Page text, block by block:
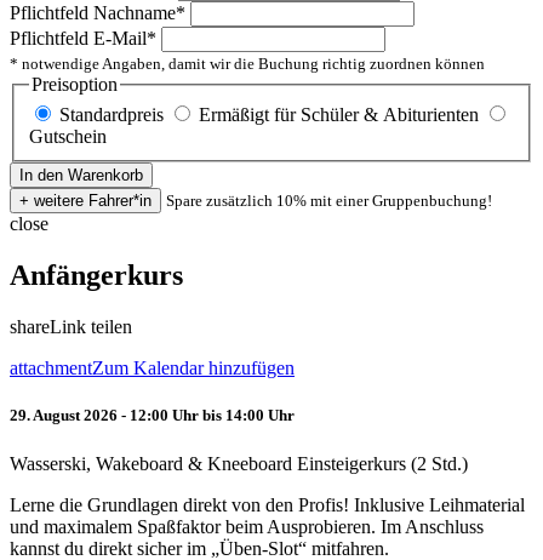
Pflichtfeld Nachname*
Pflichtfeld E-Mail*
* notwendige Angaben, damit wir die Buchung richtig zuordnen können
Preisoption
Standardpreis
Ermäßigt für Schüler & Abiturienten
Gutschein
Spare zusätzlich 10% mit einer Gruppenbuchung!
close
Anfängerkurs
shareLink teilen
attachmentZum Kalendar hinzufügen
29. August 2026 - 12:00 Uhr bis 14:00 Uhr
Wasserski, Wakeboard & Kneeboard Einsteigerkurs (2 Std.)
Lerne die Grundlagen direkt von den Profis! Inklusive Leihmaterial
und maximalem Spaßfaktor beim Ausprobieren. Im Anschluss
kannst du direkt sicher im „Üben-Slot“ mitfahren.